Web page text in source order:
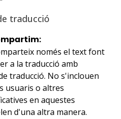
traducció
només el text font
a la traducció amb
traducció. No s'inclouen
usuaris o altres
en aquestes
d'una altra manera.